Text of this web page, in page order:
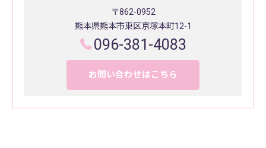
〒862-0952
熊本県熊本市東区京塚本町12-1
096-381-4083
お問い合わせはこちら